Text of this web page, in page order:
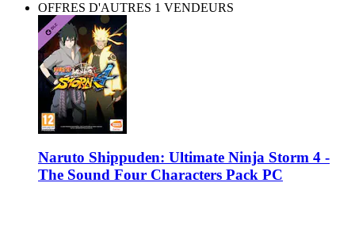
OFFRES D'AUTRES 1 VENDEURS
Naruto Shippuden: Ultimate Ninja Storm 4 -
The Sound Four Characters Pack PC